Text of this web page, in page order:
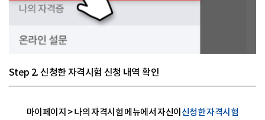
Step 2. 신청한 자격시험 신청 내역 확인
마이페이지 > 나의 자격시험 메뉴에서 자신이신청한 자격시험